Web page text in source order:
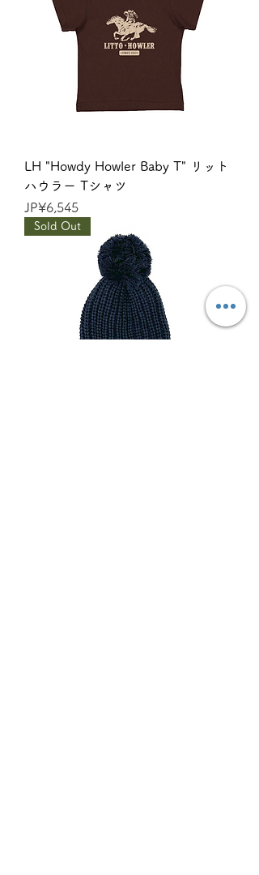
LH "Howdy Howler Baby T" リット
ハウラー Tシャツ
價格
JP¥6,545
Sold Out